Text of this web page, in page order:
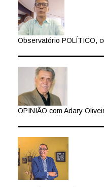
Observatório POLÍTICO,
OPINIÃO com Adary